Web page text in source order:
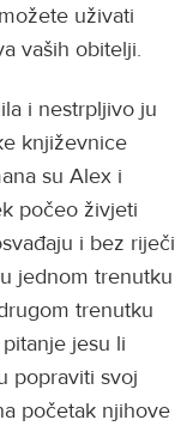
uživati
vaših obitelji.
i nestrpljivo ju
književnice
su Alex i
počeo živjeti
i bez riječi
jednom trenutku
trenutku
jesu li
popraviti svoj
početak njihove